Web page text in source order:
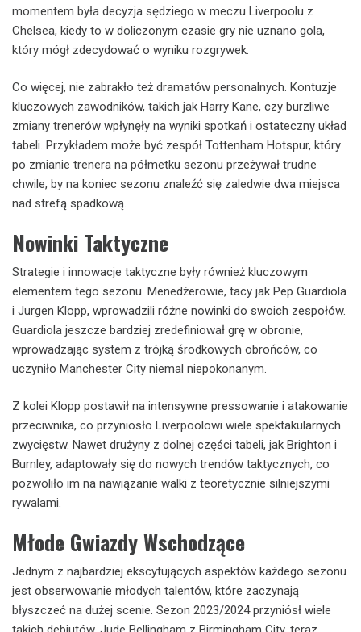
momentem była decyzja sędziego w meczu Liverpoolu z
Chelsea, kiedy to w doliczonym czasie gry nie uznano gola,
który mógł zdecydować o wyniku rozgrywek.
Co więcej, nie zabrakło też dramatów personalnych. Kontuzje
kluczowych zawodników, takich jak Harry Kane, czy burzliwe
zmiany trenerów wpłynęły na wyniki spotkań i ostateczny układ
tabeli. Przykładem może być zespół Tottenham Hotspur, który
po zmianie trenera na półmetku sezonu przeżywał trudne
chwile, by na koniec sezonu znaleźć się zaledwie dwa miejsca
nad strefą spadkową.
Nowinki Taktyczne
Strategie i innowacje taktyczne były również kluczowym
elementem tego sezonu. Menedżerowie, tacy jak Pep Guardiola
i Jurgen Klopp, wprowadzili różne nowinki do swoich zespołów.
Guardiola jeszcze bardziej zredefiniował grę w obronie,
wprowadzając system z trójką środkowych obrońców, co
uczyniło Manchester City niemal niepokonanym.
Z kolei Klopp postawił na intensywne pressowanie i atakowanie
przeciwnika, co przyniosło Liverpoolowi wiele spektakularnych
zwycięstw. Nawet drużyny z dolnej części tabeli, jak Brighton i
Burnley, adaptowały się do nowych trendów taktycznych, co
pozwoliło im na nawiązanie walki z teoretycznie silniejszymi
rywalami.
Młode Gwiazdy Wschodzące
Jednym z najbardziej ekscytujących aspektów każdego sezonu
jest obserwowanie młodych talentów, które zaczynają
błyszczeć na dużej scenie. Sezon 2023/2024 przyniósł wiele